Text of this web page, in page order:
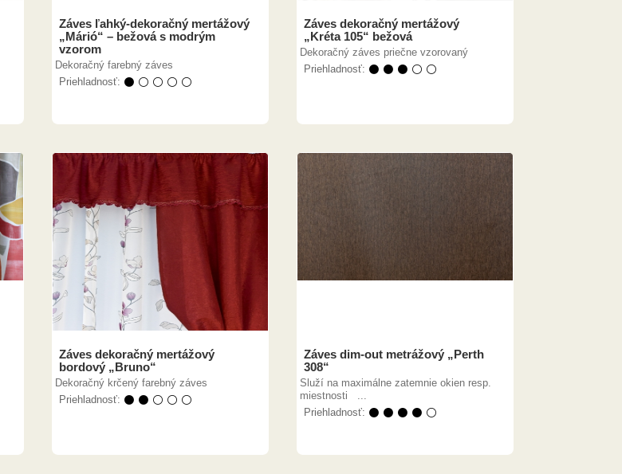
Záves ľahký-dekoračný mertážový
„Márió“ – bežová s modrým
vzorom
Dekoračný farebný záves
Priehladnosť: ⚫ ⚪ ⚪ ⚪ ⚪
Záves dekoračný mertážový
„Kréta 105“ bežová
Dekoračný záves priečne vzorovaný
Priehladnosť: ⚫ ⚫ ⚫ ⚪ ⚪
Záves dekoračný mertážový
bordový „Bruno“
Dekoračný krčený farebný záves
Priehladnosť: ⚫ ⚫ ⚪ ⚪ ⚪
Záves dim-out metrážový „Perth
308“
Služí na maximálne zatemnie okien resp.
miestnosti ...
Priehladnosť: ⚫ ⚫ ⚫ ⚫ ⚪